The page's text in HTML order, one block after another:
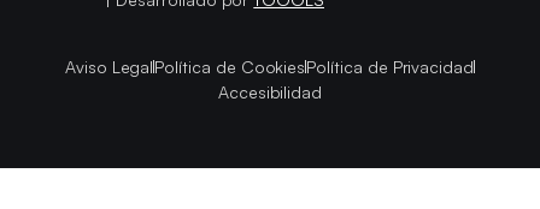
Aviso LegalPolítica de CookiesPolítica de Privacidad
Accesibilidad